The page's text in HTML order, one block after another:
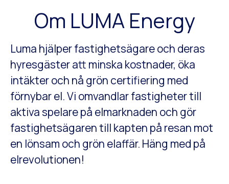
Om LUMA Energy
Luma hjälper fastighetsägare och deras
hyresgäster att minska kostnader, öka
intäkter och nå grön certifiering med
förnybar el. Vi omvandlar fastigheter till
aktiva spelare på elmarknaden och gör
fastighetsägaren till kapten på resan mot
en lönsam och grön elaffär. Häng med på
elrevolutionen!